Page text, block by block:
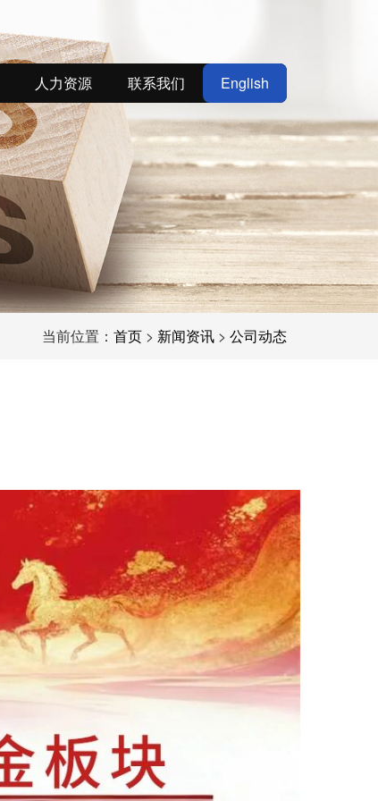
人力资源 联系我们 English
当前位置： 首页 > 新闻资讯 > 公司动态